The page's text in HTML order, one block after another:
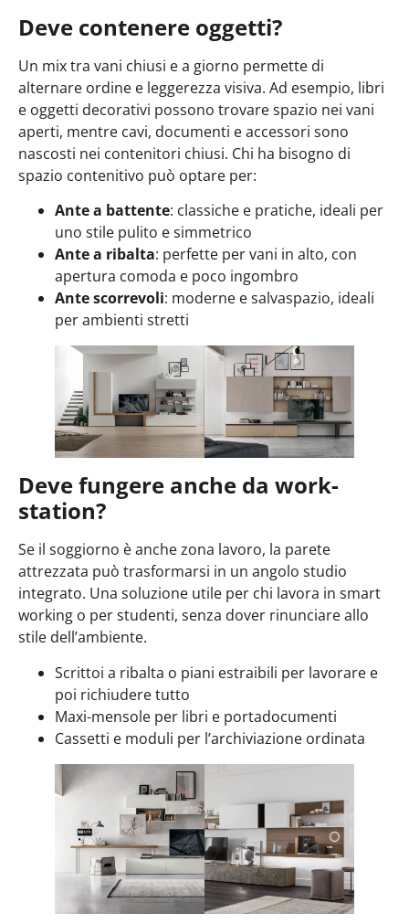
Deve contenere oggetti?
Un mix tra vani chiusi e a giorno permette di
alternare ordine e leggerezza visiva. Ad esempio, libri
e oggetti decorativi possono trovare spazio nei vani
aperti, mentre cavi, documenti e accessori sono
nascosti nei contenitori chiusi. Chi ha bisogno di
spazio contenitivo può optare per:
Ante a battente: classiche e pratiche, ideali per
uno stile pulito e simmetrico
Ante a ribalta: perfette per vani in alto, con
apertura comoda e poco ingombro
Ante scorrevoli: moderne e salvaspazio, ideali
per ambienti stretti
Deve fungere anche da work-
station?
Se il soggiorno è anche zona lavoro, la parete
attrezzata può trasformarsi in un angolo studio
integrato. Una soluzione utile per chi lavora in smart
working o per studenti, senza dover rinunciare allo
stile dell’ambiente.
Scrittoi a ribalta o piani estraibili per lavorare e
poi richiudere tutto
Maxi-mensole per libri e portadocumenti
Cassetti e moduli per l’archiviazione ordinata